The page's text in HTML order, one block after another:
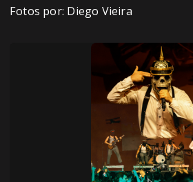
Fotos por: Diego Vieira